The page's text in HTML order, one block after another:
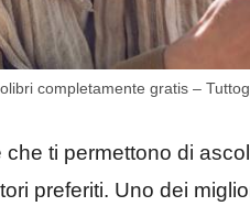
completamente gratis –
ti permettono di
preferiti. Uno dei